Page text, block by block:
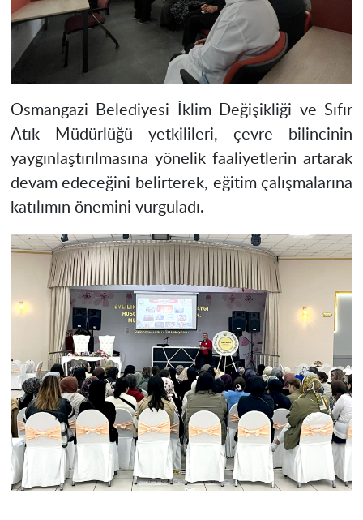
Osmangazi Belediyesi İklim Değişikliği ve Sıfır
Atık Müdürlüğü yetkilileri, çevre bilincinin
yaygınlaştırılmasına yönelik faaliyetlerin artarak
devam edeceğini belirterek, eğitim çalışmalarına
katılımın önemini vurguladı.